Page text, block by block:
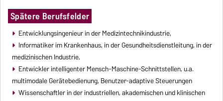
Spätere Berufsfelder
Entwicklungsingenieur in der Medizintechnikindustrie,
Informatiker im Krankenhaus, in der Gesundheitsdienstleitung, in der
medizinischen Industrie,
Entwickler intelligenter Mensch-Maschine-Schnittstellen, u.a.
multimodale Gerätebedienung, Benutzer-adaptive Steuerungen
Wissenschaftler in der industriellen, akademischen und klinischen